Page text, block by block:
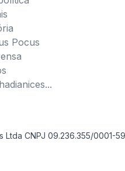
Pocus
CNPJ 09.236.355/0001-